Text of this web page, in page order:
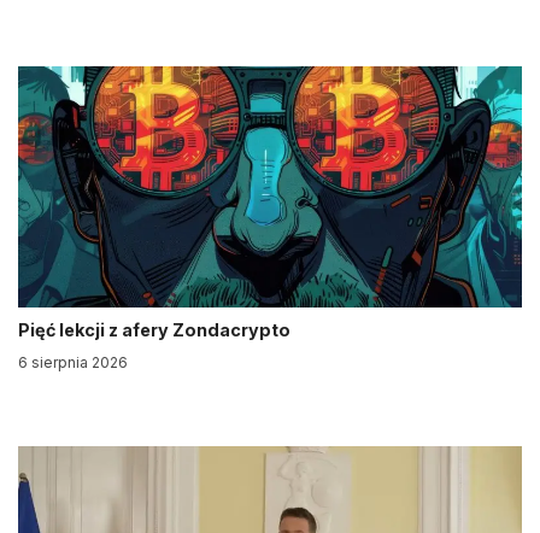
Pięć lekcji z afery Zondacrypto
6 sierpnia 2026